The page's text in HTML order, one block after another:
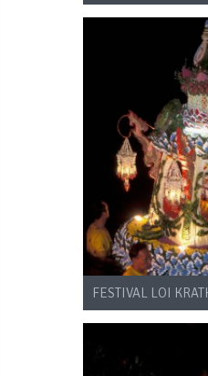
FESTIVAL LOI